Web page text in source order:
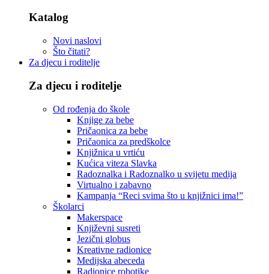
Katalog
Novi naslovi
Što čitati?
Za djecu i roditelje
Za djecu i roditelje
Od rođenja do škole
Knjige za bebe
Pričaonica za bebe
Pričaonica za predškolce
Knjižnica u vrtiću
Kućica viteza Slavka
Radoznalka i Radoznalko u svijetu medija
Virtualno i zabavno
Kampanja “Reci svima što u knjižnici ima!”
Školarci
Makerspace
Književni susreti
Jezični globus
Kreativne radionice
Medijska abeceda
Radionice robotike